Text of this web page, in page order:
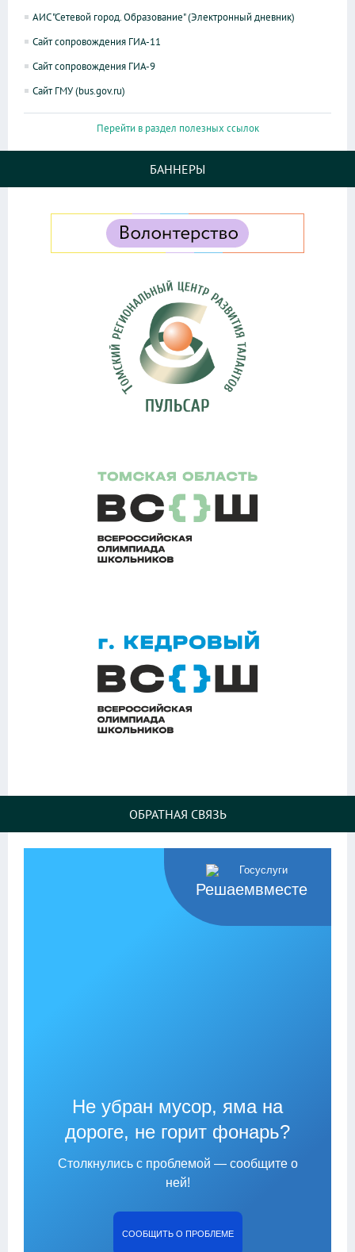
АИС "Сетевой город. Образование" (Электронный дневник)
Сайт сопровождения ГИА-11
Сайт сопровождения ГИА-9
Сайт ГМУ (bus.gov.ru)
Перейти в раздел полезных ссылок
БАННЕРЫ
ОБРАТНАЯ СВЯЗЬ
Решаемвместе
Не убран мусор, яма на
дороге, не горит фонарь?
Столкнулись с проблемой — сообщите о
ней!
СООБЩИТЬ О ПРОБЛЕМЕ